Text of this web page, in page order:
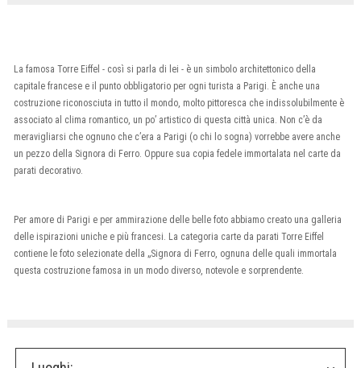
La famosa Torre Eiffel - così si parla di lei - è un simbolo architettonico della
capitale francese e il punto obbligatorio per ogni turista a Parigi. È anche una
costruzione riconosciuta in tutto il mondo, molto pittoresca che indissolubilmente è
associato al clima romantico, un po’ artistico di questa città unica. Non c’è da
meravigliarsi che ognuno che c’era a Parigi (o chi lo sogna) vorrebbe avere anche
un pezzo della Signora di Ferro. Oppure sua copia fedele immortalata nel carte da
parati decorativo.
Per amore di Parigi e per ammirazione delle belle foto abbiamo creato una galleria
delle ispirazioni uniche e più francesi. La categoria carte da parati Torre Eiffel
contiene le foto selezionate della „Signora di Ferro, ognuna delle quali immortala
questa costruzione famosa in un modo diverso, notevole e sorprendente.